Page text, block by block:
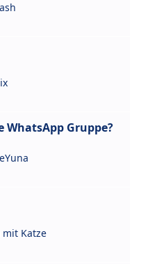
WhatsApp Gruppe?
mit Katze